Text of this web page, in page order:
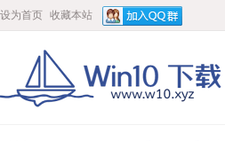
设为首页 收藏本站